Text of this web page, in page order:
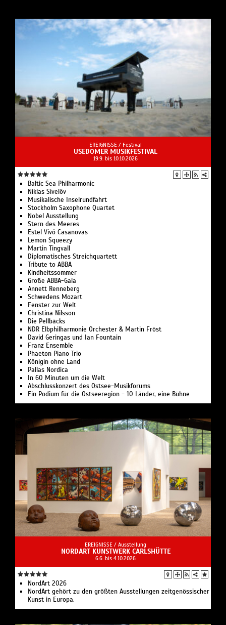
EREIGNISSE / Festival
USEDOMER MUSIKFESTIVAL
19.9. bis 10.10.2026
Baltic Sea Philharmonic
Niklas Sivelöv
Musikalische Inselrundfahrt
Stockholm Saxophone Quartet
Nobel Ausstellung
Stern des Meeres
Estel Vivó Casanovas
Lemon Squeezy
Martin Tingvall
Diplomatisches Streichquartett
Tribute to ABBA
Kindheitssommer
Große ABBA-Gala
Annett Renneberg
Schwedens Mozart
Fenster zur Welt
Christina Nilsson
Die Pellbäcks
NDR Elbphilharmonie Orchester & Martin Fröst
David Geringas und Ian Fountain
Franz Ensemble
Phaeton Piano Trio
Königin ohne Land
Pallas Nordica
In 60 Minuten um die Welt
Abschlusskonzert des Ostsee-Musikforums
Ein Podium für die Ostseeregion - 10 Länder, eine Bühne
EREIGNISSE / Ausstellung
NORDART KUNSTWERK CARLSHÜTTE
6.6. bis 4.10.2026
NordArt 2026
NordArt gehört zu den größten Ausstellungen zeitgenössischer
Kunst in Europa.